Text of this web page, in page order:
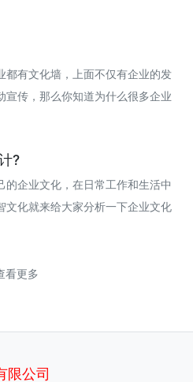
都有文化墙，上面不仅有企业的发
宣传，那么你知道为什么很多企业
?
企业文化，在日常工作和生活中
文化就来给大家分析一下企业文化
看更多
限公司